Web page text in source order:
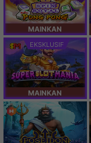
MAINKAN
EKSKLUSIF
MAINKAN